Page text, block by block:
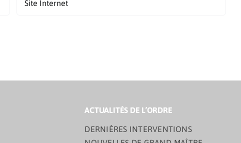
ACTUALITÉS DE L’ORDRE
DERNIÈRES INTERVENTIONS